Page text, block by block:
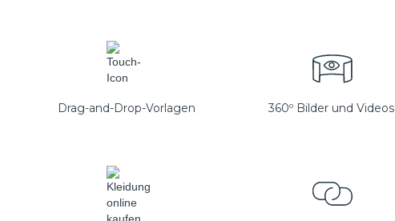
Drag-and-Drop-Vorlagen 360º Bilder und Videos